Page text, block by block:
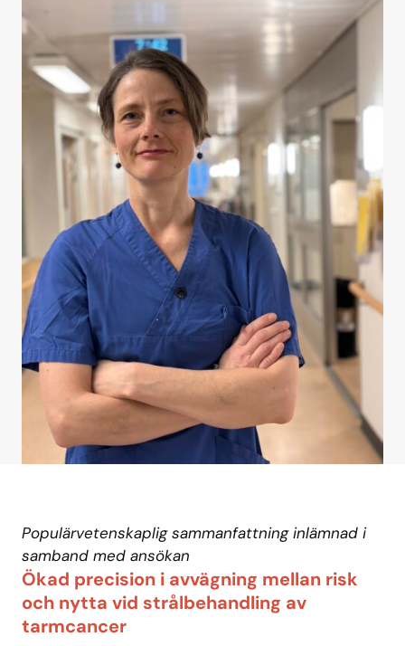
Populärvetenskaplig sammanfattning inlämnad i
samband med ansökan
Ökad precision i avvägning mellan risk
och nytta vid strålbehandling av
tarmcancer